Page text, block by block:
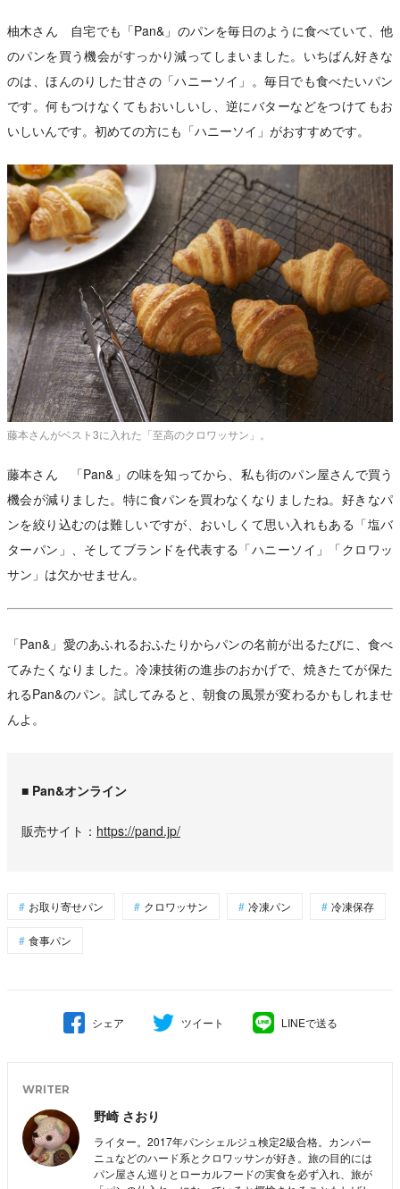
柚木さん 自宅でも「Pan&」のパンを毎日のように食べていて、他
のパンを買う機会がすっかり減ってしまいました。いちばん好きな
のは、ほんのりした甘さの「ハニーソイ」。毎日でも食べたいパン
です。何もつけなくてもおいしいし、逆にバターなどをつけてもお
いしいんです。初めての方にも「ハニーソイ」がおすすめです。
藤本さんがベスト3に入れた「至高のクロワッサン」。
藤本さん 「Pan&」の味を知ってから、私も街のパン屋さんで買う
機会が減りました。特に食パンを買わなくなりましたね。好きなパ
ンを絞り込むのは難しいですが、おいしくて思い入れもある「塩バ
ターパン」、そしてブランドを代表する「ハニーソイ」「クロワッ
サン」は欠かせません。
「Pan&」愛のあふれるおふたりからパンの名前が出るたびに、食べ
てみたくなりました。冷凍技術の進歩のおかげで、焼きたてが保た
れるPan&のパン。試してみると、朝食の風景が変わるかもしれませ
んよ。
■ Pan&オンライン
販売サイト https://pand.jp/
お取り寄せパン クロワッサン 冷凍パン 冷凍保存
食事パン
シェア ツイート LINEで送る
WRITER
野崎 さおり
ライター。2017年パンシェルジュ検定2級合格。カンパー
ニュなどのハード系とクロワッサンが好き。旅の目的には
パン屋さん巡りとローカルフードの実食を必ず入れ、旅が